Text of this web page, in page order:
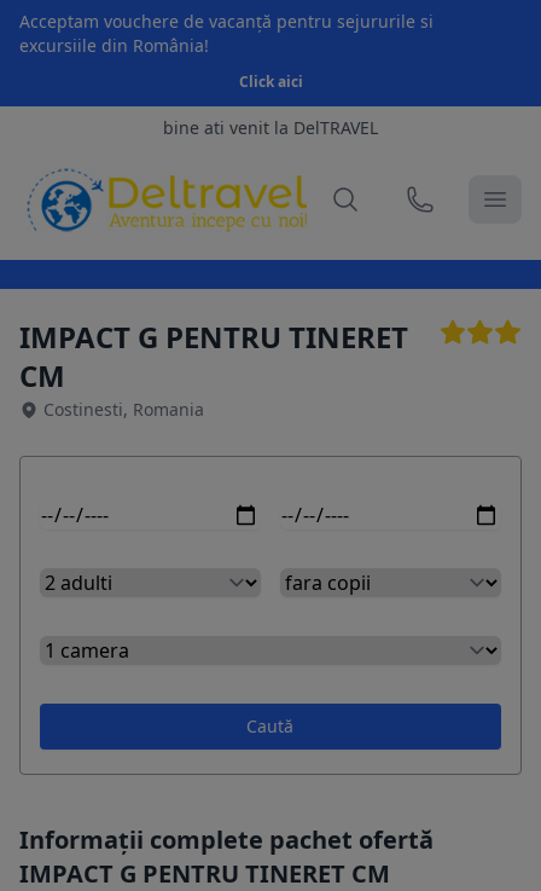
Acceptam vouchere de vacanță pentru sejururile si
excursiile din România!
Click aici
bine ati venit la DelTRAVEL
IMPACT G PENTRU TINERET
CM
Costinesti, Romania
Caută
Informații complete pachet ofertă
IMPACT G PENTRU TINERET CM